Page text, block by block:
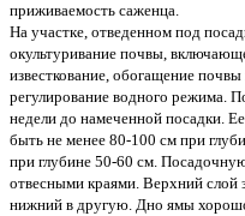
приживаемость саженца.
На участке, отведенном под
окультуривание почвы,
известкование, обогащение
регулирование водного режима.
недели до намеченной посадки.
быть не менее 80-100 см при
при глубине 50-60 см.
отвесными краями. Верхний слой
нижний в другую. Дно ямы